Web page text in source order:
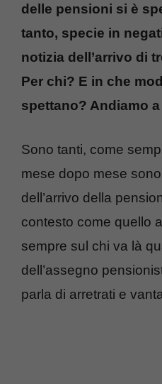
delle pensioni si è
tanto, specie in
notizia dell’arrivo di
Per chi? E in che
spettano? Andiamo
Sono tanti, come
mese dopo mese
dell’arrivo della
contesto come quello
sempre sul chi va là
dell’assegno
parla di arretrati e